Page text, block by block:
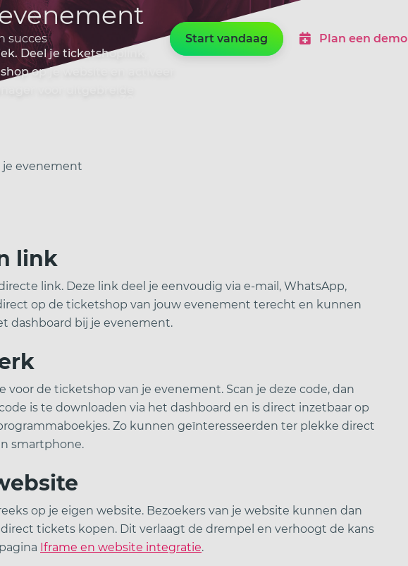
succes Start vandaag Plan een demo
Deel je ticketshoplink,
op je website en activeer
voor uitgebreide
je evenement
link
link. Deze link deel je eenvoudig via e-mail, WhatsApp,
op de ticketshop van jouw evenement terecht en kunnen
dashboard bij je evenement.
de ticketshop van je evenement. Scan je deze code, dan
is te downloaden via het dashboard en is direct inzetbaar op
Zo kunnen geïnteresseerden ter plekke direct
smartphone.
op je eigen website. Bezoekers van je website kunnen dan
tickets kopen. Dit verlaagt de drempel en verhoogt de kans
Iframe en website integratie.